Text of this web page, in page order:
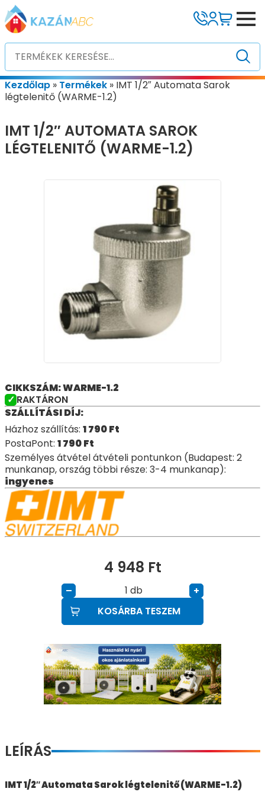
Kezdőlap » Termékek » IMT 1/2″ Automata Sarok
légtelenitő (WARME-1.2)
IMT 1/2″ AUTOMATA SAROK
LÉGTELENITŐ (WARME-1.2)
CIKKSZÁM: WARME-1.2
RAKTÁRON
SZÁLLÍTÁSI DÍJ:
Házhoz szállítás: 1 790Ft
PostaPont: 1 790Ft
Személyes átvétel átvételi pontunkon (Budapest: 2
munkanap, ország többi része: 3-4 munkanap):
ingyenes
4 948 Ft
– db
+
KOSÁRBA TESZEM
LEÍRÁS
IMT 1/2″ Automata Sarok légtelenitő (WARME-1.2)